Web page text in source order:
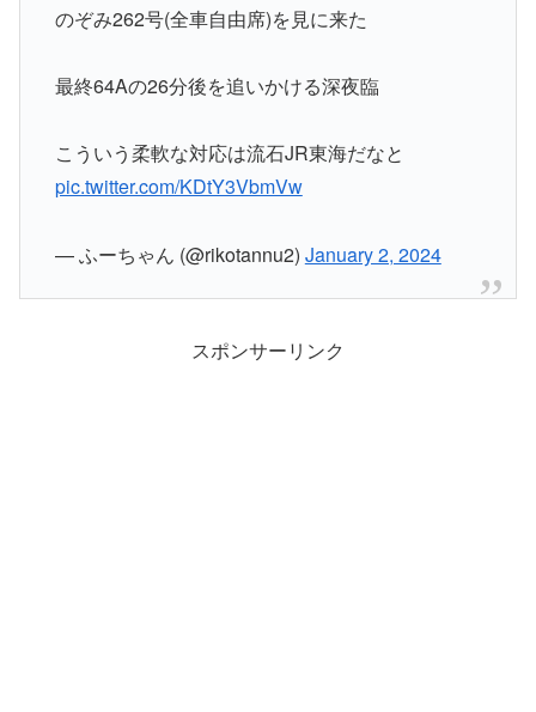
のぞみ262号(全車自由席)を見に来た
最終64Aの26分後を追いかける深夜臨
こういう柔軟な対応は流石JR東海だなと
pic.twitter.com/KDtY3VbmVw
— ふーちゃん (@rikotannu2) January 2, 2024
スポンサーリンク